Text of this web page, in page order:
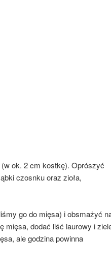
ok. 2 cm kostkę). Oprószyć
czosnku oraz zioła,
go do mięsa) i obsmażyć
mięsa, dodać liść laurowy i
ale godzina powinna